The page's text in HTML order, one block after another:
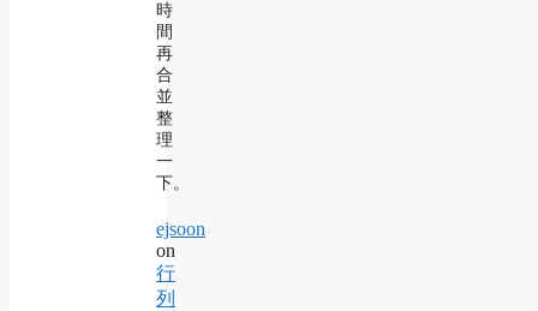
時
間
再
合
並
整
理
一
下。
ejsoon
on
行
列